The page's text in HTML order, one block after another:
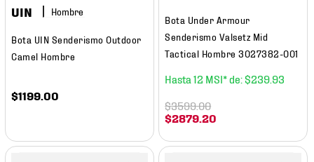
UIN Hombre
Bota UIN Senderismo Outdoor
Camel Hombre
$1199 .00
Bota Under Armour
Senderismo Valsetz Mid
Tactical Hombre 3027382-001
12 $239 93
$2879 .20
$3599.00